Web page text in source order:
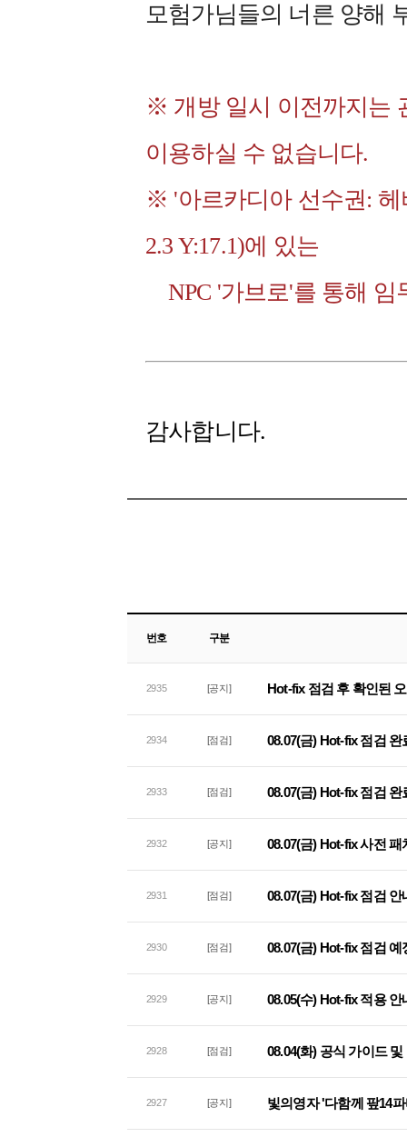
모험가님들의 너른 양해
※ 개방 일시 이전까지는
이용하실 수 없습니다.
※ '아르카디아 선수권: 헤
2.3 Y:17.1)에 있는
NPC '가브로'를 통해 임
감사합니다.
번호 구분
2935 [공지] Hot-fix 점검 후 확인된
2934 [점검] 08.07(금) Hot-fix 점검 완
2933 [점검] 08.07(금) Hot-fix 점검
2932 [공지] 08.07(금) Hot-fix 사전
2931 [점검] 08.07(금) Hot-fix 점검 안
2930 [점검] 08.07(금) Hot-fix 점검 예
2929 [공지] 08.05(수) Hot-fix 적용 안
2928 [점검] 08.04(화) 공식 가이드
2927 [공지] 빛의영자 '다함께 팦14